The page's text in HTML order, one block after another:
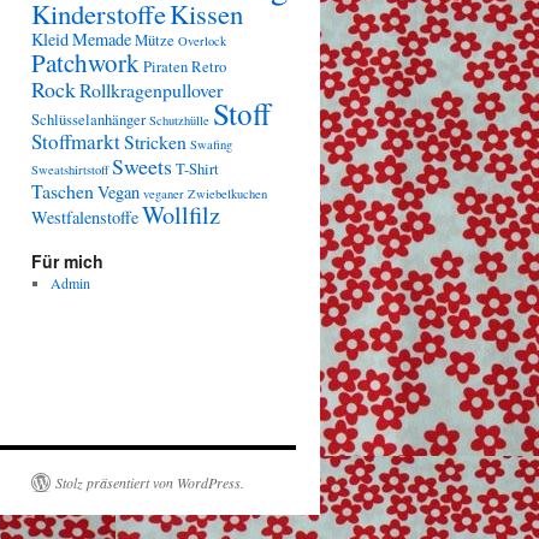
KinderstoffeKissen
KleidMemadeMütze Overlock
PatchworkPiratenRetro
RockRollkragenpullover
Schlüsselanhänger Schutzhülle Stoff
StoffmarktStricken Swafing
Sweatshirtstoff SweetsT-Shirt
Taschen Vegan veganer Zwiebelkuchen
WestfalenstoffeWollfilz
Für mich
Admin
Stolz präsentiert von WordPress.